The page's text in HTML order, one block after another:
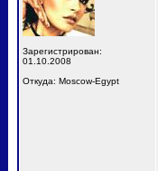
Зарегистрирован:
01.10.2008
Откуда: Moscow-Egypt